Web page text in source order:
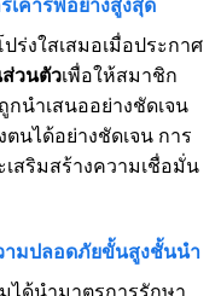
เคารพอย่างสูงสุด
งใสเสมอเมื่อประกาศ
วนตัวเพื่อให้สมาชิก
นำเสนออย่างชัดเจน
นได้อย่างชัดเจน การ
สริมสร้างความเชื่อมั่น
ามปลอดภัยขั้นสูงชั้นนำ
ได้นำมาตรการรักษา